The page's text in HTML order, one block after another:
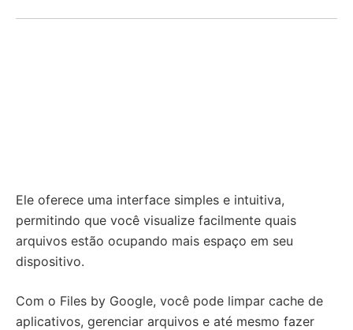
Ele oferece uma interface simples e intuitiva,
permitindo que você visualize facilmente quais
arquivos estão ocupando mais espaço em seu
dispositivo.
Com o Files by Google, você pode limpar cache de
aplicativos, gerenciar arquivos e até mesmo fazer